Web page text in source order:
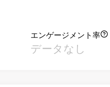
エンゲージメント率
データなし